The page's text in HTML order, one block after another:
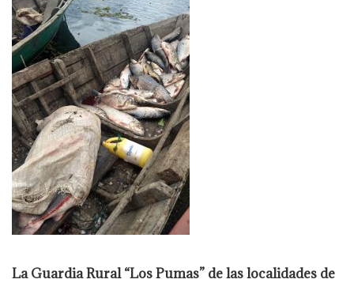
La Guardia Rural “Los Pumas” de las localidades de